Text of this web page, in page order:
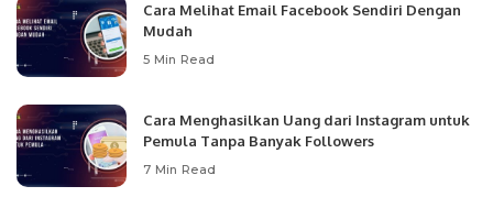
Cara Melihat Email Facebook Sendiri Dengan
Mudah
5 Min Read
Cara Menghasilkan Uang dari Instagram untuk
Pemula Tanpa Banyak Followers
7 Min Read